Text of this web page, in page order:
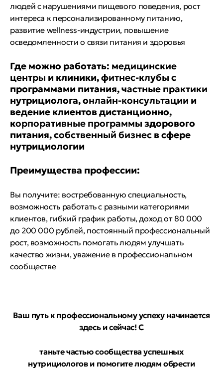
людей с нарушениями пищевого поведения, рост
интереса к персонализированному питанию,
развитие wellness-индустрии, повышение
осведомленности о связи питания и здоровья
Где можно работать: медицинские
центры и клиники, фитнес-клубы с
программами питания, частные практики
нутрициолога, онлайн-консультации и
ведение клиентов дистанционно,
корпоративные программы здорового
питания, собственный бизнес в сфере
нутрициологии
Преимущества профессии:
Вы получите: востребованную специальность,
возможность работать с разными категориями
клиентов, гибкий график работы, доход от 80 000
до 200 000 рублей, постоянный профессиональный
рост, возможность помогать людям улучшать
качество жизни, уважение в профессиональном
сообществе
Ваш путь к профессиональному успеху начинается
здесь и сейчас! С
таньте частью сообщества успешных
нутрициологов и помогите людям обрести